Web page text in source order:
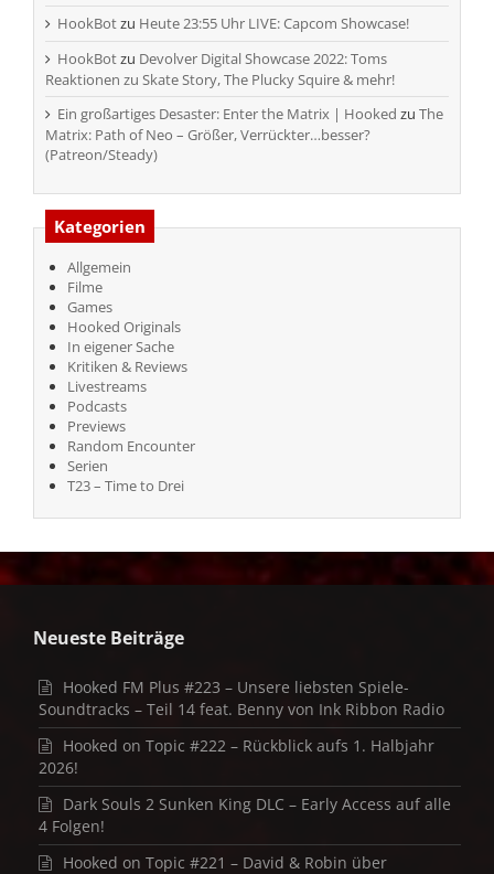
HookBotzu Heute 23:55 Uhr LIVE: Capcom Showcase!
HookBotzu Devolver Digital Showcase 2022: Toms
Reaktionen zu Skate Story, The Plucky Squire & mehr!
Ein großartiges Desaster: Enter the Matrix | Hooked zu The
Matrix: Path of Neo – Größer, Verrückter…besser?
(Patreon/Steady)
Kategorien
Allgemein
Filme
Games
Hooked Originals
In eigener Sache
Kritiken & Reviews
Livestreams
Podcasts
Previews
Random Encounter
Serien
T23 – Time to Drei
Neueste Beiträge
Hooked FM Plus #223 – Unsere liebsten Spiele-
Soundtracks – Teil 14 feat. Benny von Ink Ribbon Radio
Hooked on Topic #222 – Rückblick aufs 1. Halbjahr
2026!
Dark Souls 2 Sunken King DLC – Early Access auf alle
4 Folgen!
Hooked on Topic #221 – David & Robin über